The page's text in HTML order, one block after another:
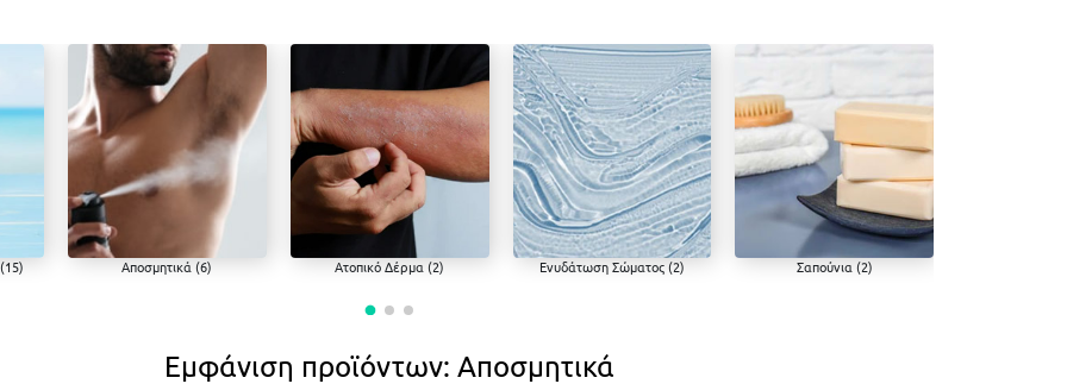
ΑποσμητικάΑποσμητικά (6) Ατοπικό Δέρμα
Ατοπικό Δέρμα (2) Ενυδάτωση Σώματος
Ενυδάτωση Σώματος (2) Σαπούνια (2)
Εμφάνιση προϊόντων: Αποσμητικά